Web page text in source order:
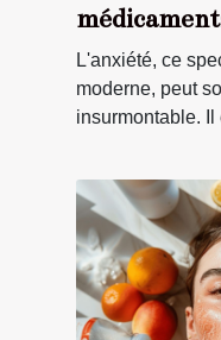
éprouvées
durable
L'anxiété, ce
moderne, peut
insurmontable. Il